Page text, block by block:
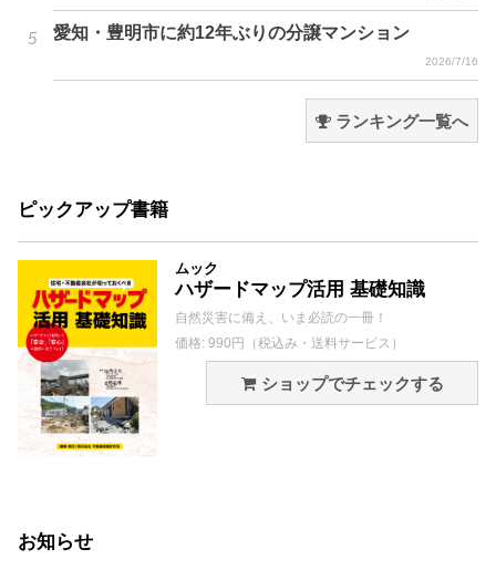
愛知・豊明市に約12年ぶりの分譲マンション
2026/7/16
ランキング一覧へ
ピックアップ書籍
ムック
ハザードマップ活用 基礎知識
自然災害に備え、いま必読の一冊！
価格: 990円（税込み・送料サービス）
ショップでチェックする
お知らせ